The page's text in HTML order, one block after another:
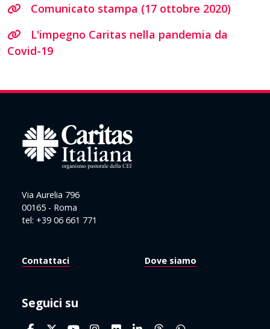
Comunicato stampa (17 ottobre 2020)
L'impegno Caritas nella pandemia da
Covid-19
Via Aurelia 796
00165 - Roma
tel: +39 06 661 771
Contattaci Dove siamo
Seguici su